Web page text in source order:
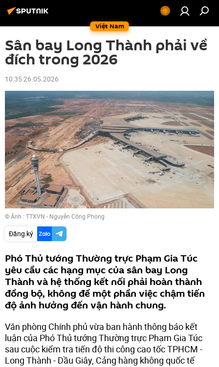
Việt Nam
Sân bay Long Thành phải về
đích trong 2026
10:35 26.05.2026
© Ảnh : TTXVN - Nguyễn Công Phong
Đăng ký
Phó Thủ tướng Thường trực Phạm Gia Túc
yêu cầu các hạng mục của sân bay Long
Thành và hệ thống kết nối phải hoàn thành
đồng bộ, không để một phần việc chậm tiến
độ ảnh hưởng đến vận hành chung.
Văn phòng Chính phủ vừa ban hành thông báo kết
luận của Phó Thủ tướng Thường trực Phạm Gia Túc
sau cuộc kiểm tra tiến độ thi công cao tốc TPHCM -
Long Thành - Dầu Giây, Cảng hàng không quốc tế